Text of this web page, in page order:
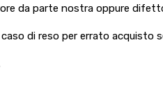
da parte nostra oppure
di reso per errato acquisto